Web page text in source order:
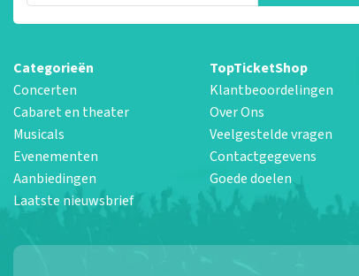
Categorieën
Concerten
Cabaret en theater
Musicals
Evenementen
Aanbiedingen
Laatste nieuwsbrief
TopTicketShop
Klantbeoordelingen
Over Ons
Veelgestelde vragen
Contactgegevens
Goede doelen